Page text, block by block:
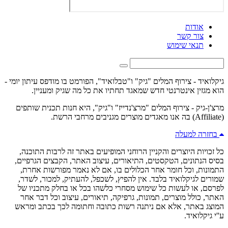
אודות
צור קשר
תנאי שימוש
גיקלואיד - צירוף המלים "גיק" ו"טבלואיד", הפורמט בו מודפס עיתון יומי -
הוא מגזין אינטרנטי חדש שמאגד תחתיו את כל מה שגיק ומעניין.
מרצ'ן-גיק - צירוף המלים "מרצ'נדייז" ו"גיק", היא חנות תכנית שותפים
(Affiliate) בה אנו מאגדים מוצרים מגניבים מרחבי הרשת.
בחזרה למעלה
כל זכויות היוצרים והקניין הרוחני המופיעים באתר זה לרבות התוכנה,
בסיס הנתונים, הטקסטים, התיאורים, עיצוב האתר, הקבצים הגרפיים,
התמונות, וכל חומר אחר הכלולים בו, אם לא נאמר מפורשות אחרת,
שמורים לגיקלואיד בלבד. אין להפיץ, לשכפל, להעתיק, למכור, לשדר,
לפרסם, או לעשות כל שימוש מסחרי כלשהו בכל או בחלק מתכניו של
האתר, כולל מוצרים, תמונות, גרפיקה, תיאורים, עיצוב וכל דבר אחר
המוצג באתר, אלא אם ניתנה רשות כתובה וחתומה לכך בכתב ומראש
ע''י גיקלואיד.